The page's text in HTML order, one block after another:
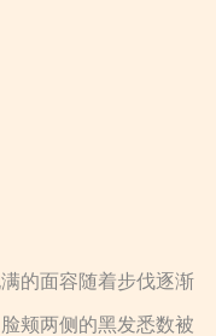
的面容随着步伐逐渐
颊两侧的黑发悉数被